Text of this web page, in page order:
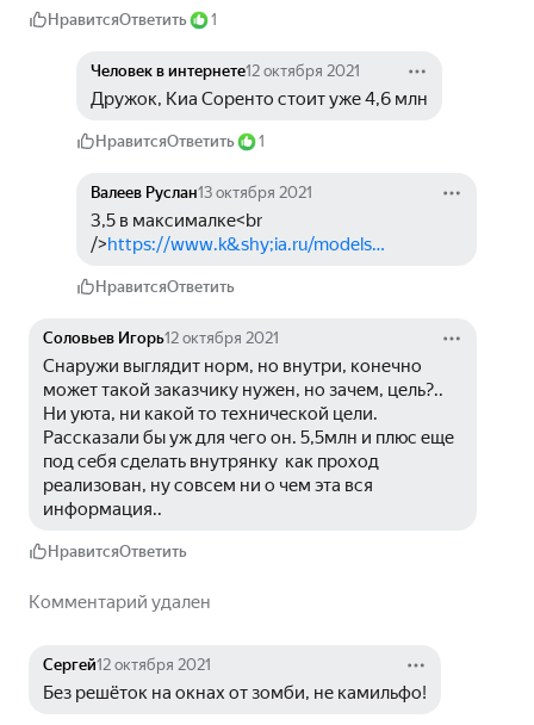
НравитсяОтветить 1
Человек в интернете12 октября 2021
Дружок, Киа Соренто стоит уже 4,6 млн
НравитсяОтветить 1
Валеев Руслан13 октября 2021
3,5 в максималке<br
/>https://www.k&shy;ia.ru/models…
НравитсяОтветить
Соловьев Игорь12 октября 2021
Снаружи выглядит норм, но внутри, конечно
может такой заказчику нужен, но зачем, цель?..
Ни уюта, ни какой то технической цели.
Рассказали бы уж для чего он. 5,5млн и плюс еще
под себя сделать внутрянку  как проход
реализован, ну совсем ни о чем эта вся
информация..
НравитсяОтветить
Комментарий удален
Сергей12 октября 2021
Без решёток на окнах от зомби, не камильфо!